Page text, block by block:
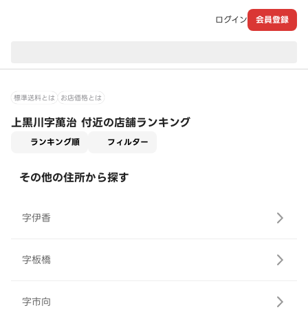
ログイン 会員登録
標準送料とは お店価格とは
上黒川字萬治 付近の店舗ランキング
ランキング順 フィルター
その他の住所から探す
字伊香
字板橋
字市向